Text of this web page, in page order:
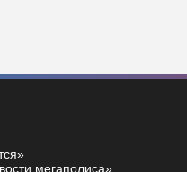
мегаполиса»